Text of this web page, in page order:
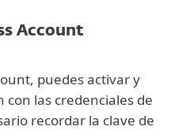
Account
puedes activar y
las credenciales de
recordar la clave de